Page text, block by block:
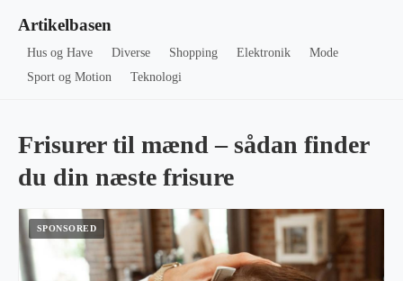
Artikelbasen
Hus og Have Diverse Shopping Elektronik
Mode
Sport og Motion
Teknologi
Frisurer til mænd – sådan finder
du din næste frisure